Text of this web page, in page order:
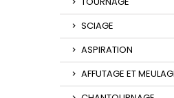
SCIAGE
ASPIRATION
AFFUTAGE ET